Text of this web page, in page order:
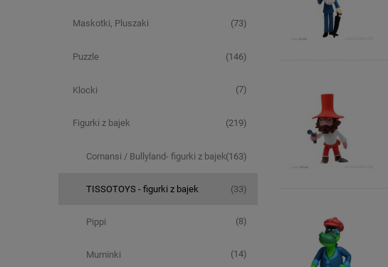
Maskotki, Pluszaki (73)
Puzzle (146)
Klocki (7)
Figurki z bajek (219)
Comansi / Bullyland- figurki z bajek(163)
TISSOTOYS - figurki z bajek (33)
Pippi (8)
Muminki (14)